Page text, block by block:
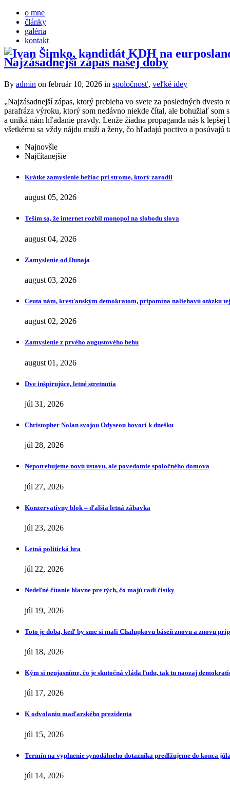
o mne
články
galéria
kontakt
Najzásadnejší zápas našej doby
By admin on február 10, 2026 in spoločnosť, veľké idey
„Najzásadnejší zápas, ktorý prebieha vo svete za posledných
parafráza výroku, ktorý som nedávno niekde čítal, ale bohužiaľ som
a uniká nám hľadanie pravdy. Lenže žiadna propaganda nás k
všetkému sa vždy nájdu muži a ženy, čo hľadajú poctivo a posúvajú
Najnovšie
Najčítanejšie
Krátke zamyslenie bežiac pri strome, ktorý zarodil
august 05, 2026
Teším sa, že internet rozbil monopol na slobodu slova
august 04, 2026
Zamyslenie od Dunaja
august 03, 2026
Ceuta nám, kresťanským demokratom, pripomína naliehavú otázku
august 02, 2026
Zamyslenie z prvého augustového behu
august 01, 2026
Dve inšpirujúce, letné stretnutia
júl 31, 2026
Christopher Nolan svojou Odyseou hovorí k dnešku
júl 28, 2026
Nepotrebujeme novú ústavu, ale povedomie spoločného domova
júl 27, 2026
Konzervatívny blok – ďalšia letná zábavka
júl 23, 2026
Letná politická hra
júl 22, 2026
Nedeľné čítanie hlavne pre tých, čo majú radi čistky
júl 19, 2026
Toto je doba, keď by sme si mali Chalupkovu báseň znovu a znovu
júl 18, 2026
Kým si neujasníme, čo je skutočná vláda ľudu, tak tu naozaj
júl 17, 2026
K odvolaniu maďarského prezidenta
júl 15, 2026
Termín na vyplnenie synodálneho dotazníka predlžujeme do konca júla
júl 14, 2026